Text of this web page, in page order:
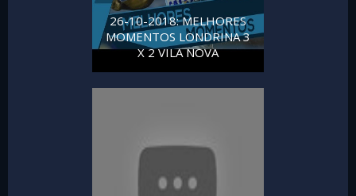
26-10-2018: MELHORES
MOMENTOS LONDRINA 3
X 2 VILA NOVA